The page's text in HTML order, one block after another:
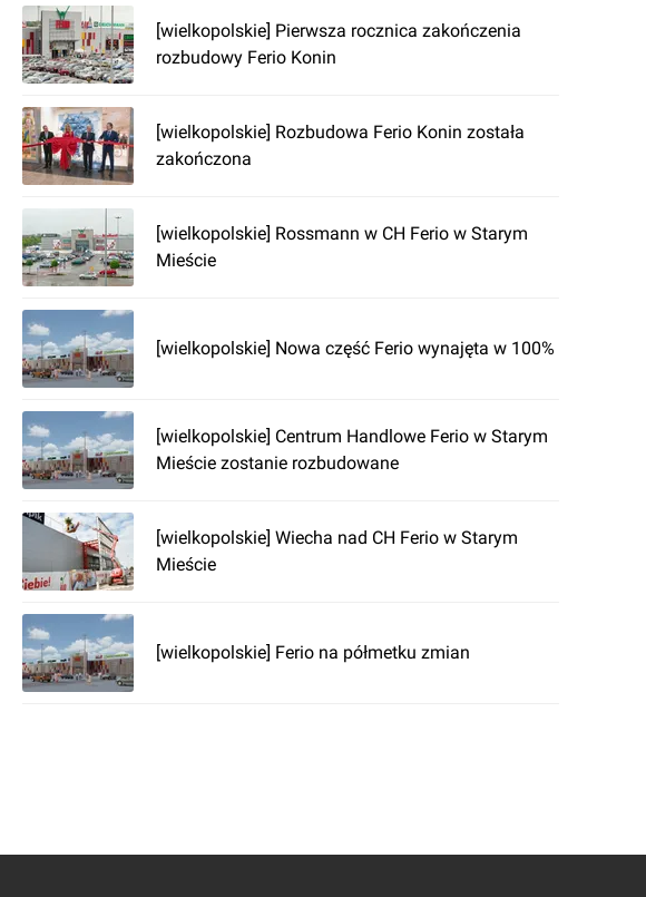
[wielkopolskie] Pierwsza rocznica zakończenia
rozbudowy Ferio Konin
[wielkopolskie] Rozbudowa Ferio Konin została
zakończona
[wielkopolskie] Rossmann w CH Ferio w Starym
Mieście
[wielkopolskie] Nowa część Ferio wynajęta w 100%
[wielkopolskie] Centrum Handlowe Ferio w Starym
Mieście zostanie rozbudowane
[wielkopolskie] Wiecha nad CH Ferio w Starym
Mieście
[wielkopolskie] Ferio na półmetku zmian